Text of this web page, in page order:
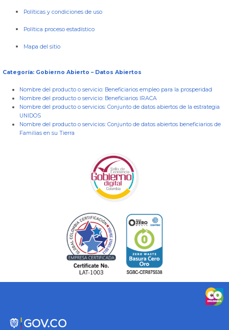
Políticas y condiciones de uso
Política proceso estadístico
Mapa del sitio
Categoría: Gobierno Abierto – Datos Abiertos
Nombre del producto o servicio: Beneficiarios empleo para la prosperidad
Nombre del producto o servicio: Beneficiarios IRACA
Nombre del producto o servicios: Conjunto de datos abiertos de la estrategia
UNIDOS
Nombre del producto o servicios: Conjunto de datos abiertos beneficiarios de
Familias en su Tierra